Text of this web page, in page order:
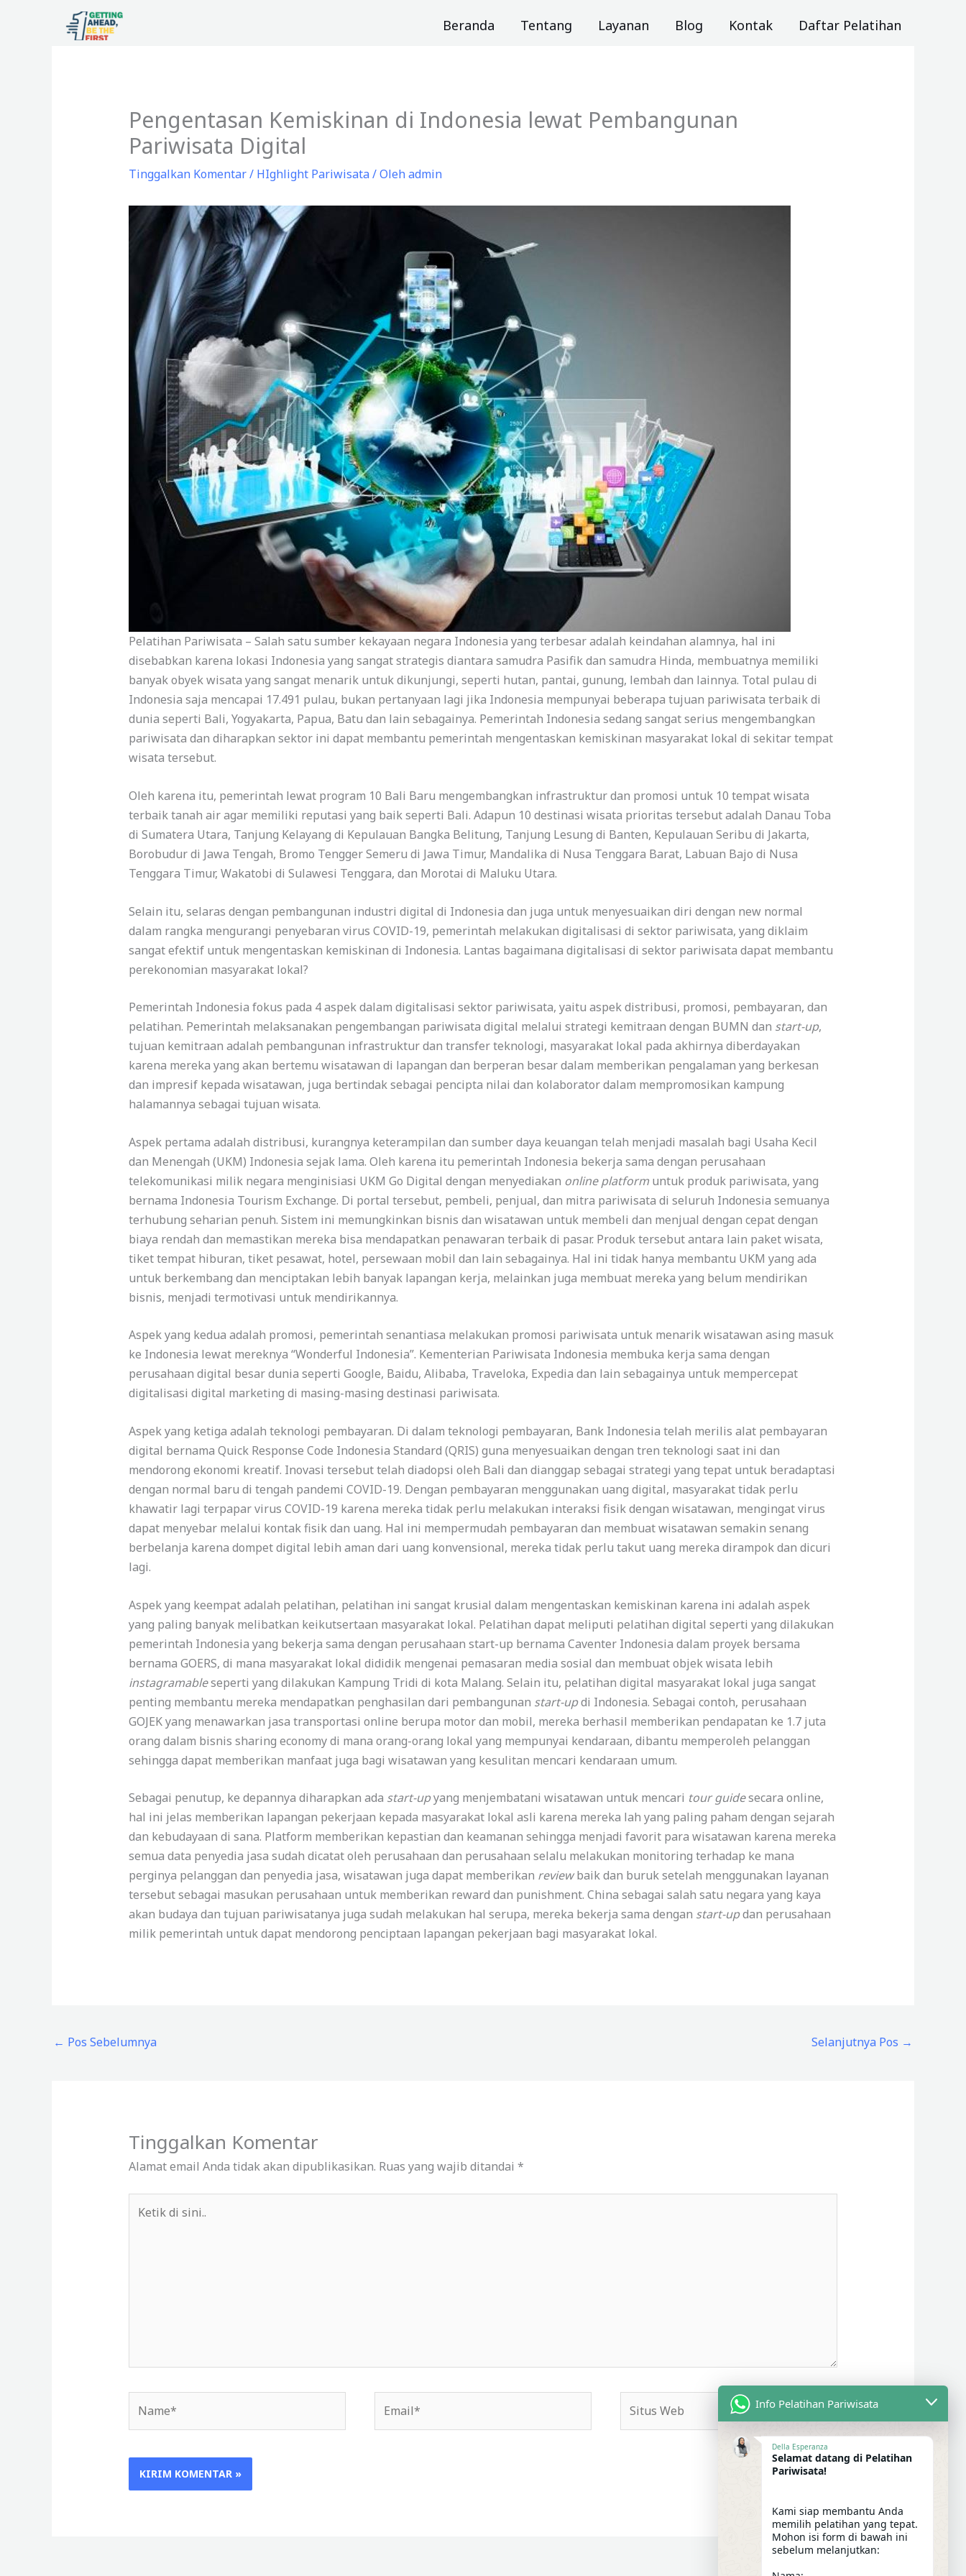
Beranda Tentang Layanan Blog Kontak Daftar Pelatihan
Pengentasan Kemiskinan di Indonesia lewat Pembangunan
Pariwisata Digital
Tinggalkan Komentar/ HIghlight Pariwisata/ Olehadmin
Pelatihan Pariwisata – Salah satu sumber kekayaan negara Indonesia yang terbesar adalah keindahan alamnya, hal ini
disebabkan karena lokasi Indonesia yang sangat strategis diantara samudra Pasifik dan samudra Hinda, membuatnya memiliki
banyak obyek wisata yang sangat menarik untuk dikunjungi, seperti hutan, pantai, gunung, lembah dan lainnya. Total pulau di
Indonesia saja mencapai 17.491 pulau, bukan pertanyaan lagi jika Indonesia mempunyai beberapa tujuan pariwisata terbaik di
dunia seperti Bali, Yogyakarta, Papua, Batu dan lain sebagainya. Pemerintah Indonesia sedang sangat serius mengembangkan
pariwisata dan diharapkan sektor ini dapat membantu pemerintah mengentaskan kemiskinan masyarakat lokal di sekitar tempat
wisata tersebut.
Oleh karena itu, pemerintah lewat program 10 Bali Baru mengembangkan infrastruktur dan promosi untuk 10 tempat wisata
terbaik tanah air agar memiliki reputasi yang baik seperti Bali. Adapun 10 destinasi wisata prioritas tersebut adalah Danau Toba
di Sumatera Utara, Tanjung Kelayang di Kepulauan Bangka Belitung, Tanjung Lesung di Banten, Kepulauan Seribu di Jakarta,
Borobudur di Jawa Tengah, Bromo Tengger Semeru di Jawa Timur, Mandalika di Nusa Tenggara Barat, Labuan Bajo di Nusa
Tenggara Timur, Wakatobi di Sulawesi Tenggara, dan Morotai di Maluku Utara.
Selain itu, selaras dengan pembangunan industri digital di Indonesia dan juga untuk menyesuaikan diri dengan new normal
dalam rangka mengurangi penyebaran virus COVID-19, pemerintah melakukan digitalisasi di sektor pariwisata, yang diklaim
sangat efektif untuk mengentaskan kemiskinan di Indonesia. Lantas bagaimana digitalisasi di sektor pariwisata dapat membantu
perekonomian masyarakat lokal?
Pemerintah Indonesia fokus pada 4 aspek dalam digitalisasi sektor pariwisata, yaitu aspek distribusi, promosi, pembayaran, dan
pelatihan. Pemerintah melaksanakan pengembangan pariwisata digital melalui strategi kemitraan dengan BUMN dan start-up,
tujuan kemitraan adalah pembangunan infrastruktur dan transfer teknologi, masyarakat lokal pada akhirnya diberdayakan
karena mereka yang akan bertemu wisatawan di lapangan dan berperan besar dalam memberikan pengalaman yang berkesan
dan impresif kepada wisatawan, juga bertindak sebagai pencipta nilai dan kolaborator dalam mempromosikan kampung
halamannya sebagai tujuan wisata.
Aspek pertama adalah distribusi, kurangnya keterampilan dan sumber daya keuangan telah menjadi masalah bagi Usaha Kecil
dan Menengah (UKM) Indonesia sejak lama. Oleh karena itu pemerintah Indonesia bekerja sama dengan perusahaan
telekomunikasi milik negara menginisiasi UKM Go Digital dengan menyediakan online platform untuk produk pariwisata, yang
bernama Indonesia Tourism Exchange. Di portal tersebut, pembeli, penjual, dan mitra pariwisata di seluruh Indonesia semuanya
terhubung seharian penuh. Sistem ini memungkinkan bisnis dan wisatawan untuk membeli dan menjual dengan cepat dengan
biaya rendah dan memastikan mereka bisa mendapatkan penawaran terbaik di pasar. Produk tersebut antara lain paket wisata,
tiket tempat hiburan, tiket pesawat, hotel, persewaan mobil dan lain sebagainya. Hal ini tidak hanya membantu UKM yang ada
untuk berkembang dan menciptakan lebih banyak lapangan kerja, melainkan juga membuat mereka yang belum mendirikan
bisnis, menjadi termotivasi untuk mendirikannya.
Aspek yang kedua adalah promosi, pemerintah senantiasa melakukan promosi pariwisata untuk menarik wisatawan asing masuk
ke Indonesia lewat mereknya “Wonderful Indonesia”. Kementerian Pariwisata Indonesia membuka kerja sama dengan
perusahaan digital besar dunia seperti Google, Baidu, Alibaba, Traveloka, Expedia dan lain sebagainya untuk mempercepat
digitalisasi digital marketing di masing-masing destinasi pariwisata.
Aspek yang ketiga adalah teknologi pembayaran. Di dalam teknologi pembayaran, Bank Indonesia telah merilis alat pembayaran
digital bernama Quick Response Code Indonesia Standard (QRIS) guna menyesuaikan dengan tren teknologi saat ini dan
mendorong ekonomi kreatif. Inovasi tersebut telah diadopsi oleh Bali dan dianggap sebagai strategi yang tepat untuk beradaptasi
dengan normal baru di tengah pandemi COVID-19. Dengan pembayaran menggunakan uang digital, masyarakat tidak perlu
khawatir lagi terpapar virus COVID-19 karena mereka tidak perlu melakukan interaksi fisik dengan wisatawan, mengingat virus
dapat menyebar melalui kontak fisik dan uang. Hal ini mempermudah pembayaran dan membuat wisatawan semakin senang
berbelanja karena dompet digital lebih aman dari uang konvensional, mereka tidak perlu takut uang mereka dirampok dan dicuri
lagi.
Aspek yang keempat adalah pelatihan, pelatihan ini sangat krusial dalam mengentaskan kemiskinan karena ini adalah aspek
yang paling banyak melibatkan keikutsertaan masyarakat lokal. Pelatihan dapat meliputi pelatihan digital seperti yang dilakukan
pemerintah Indonesia yang bekerja sama dengan perusahaan start-up bernama Caventer Indonesia dalam proyek bersama
bernama GOERS, di mana masyarakat lokal dididik mengenai pemasaran media sosial dan membuat objek wisata lebih
instagramableseperti yang dilakukan Kampung Tridi di kota Malang. Selain itu, pelatihan digital masyarakat lokal juga sangat
penting membantu mereka mendapatkan penghasilan dari pembangunan start-updi Indonesia. Sebagai contoh, perusahaan
GOJEK yang menawarkan jasa transportasi online berupa motor dan mobil, mereka berhasil memberikan pendapatan ke 1.7 juta
orang dalam bisnis sharing economy di mana orang-orang lokal yang mempunyai kendaraan, dibantu memperoleh pelanggan
sehingga dapat memberikan manfaat juga bagi wisatawan yang kesulitan mencari kendaraan umum.
Sebagai penutup, ke depannya diharapkan ada start-upyang menjembatani wisatawan untuk mencari tour guidesecara online,
hal ini jelas memberikan lapangan pekerjaan kepada masyarakat lokal asli karena mereka lah yang paling paham dengan sejarah
dan kebudayaan di sana. Platform memberikan kepastian dan keamanan sehingga menjadi favorit para wisatawan karena mereka
semua data penyedia jasa sudah dicatat oleh perusahaan dan perusahaan selalu melakukan monitoring terhadap ke mana
perginya pelanggan dan penyedia jasa, wisatawan juga dapat memberikan reviewbaik dan buruk setelah menggunakan layanan
tersebut sebagai masukan perusahaan untuk memberikan reward dan punishment. China sebagai salah satu negara yang kaya
akan budaya dan tujuan pariwisatanya juga sudah melakukan hal serupa, mereka bekerja sama dengan start-updan perusahaan
milik pemerintah untuk dapat mendorong penciptaan lapangan pekerjaan bagi masyarakat lokal.
← Pos Sebelumnya Selanjutnya Pos →
Tinggalkan Komentar
Alamat email Anda tidak akan dipublikasikan. Ruas yang wajib ditandai *
Web
Info Pelatihan Pariwisata
Della Esperanza
Selamat datang di Pelatihan
Pariwisata!
Kami siap membantu Anda
memilih pelatihan yang tepat.
Mohon isi form di bawah ini
sebelum melanjutkan: